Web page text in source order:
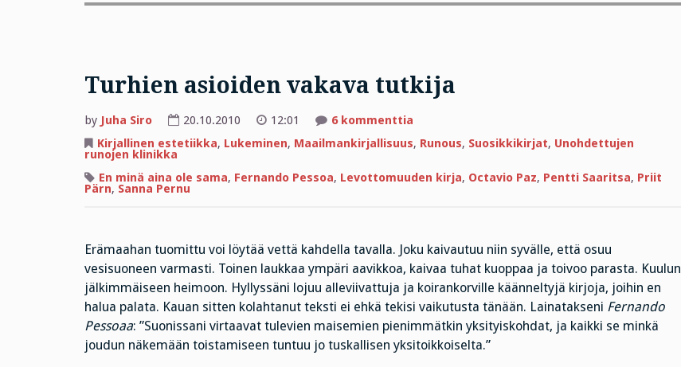
Turhien asioiden vakava tutkija
by Juha Siro 20.10.2010 12:01 6 kommenttiaartikkeliin
asioiden
vakava
Kirjallinen estetiikka, Lukeminen, Maailmankirjallisuus, Runous, Suosikkikirjat, Unohdettujen
runojen klinikka
En minä aina ole sama, Fernando Pessoa, Levottomuuden kirja, Octavio Paz, Pentti Saaritsa, Priit
Pärn, Sanna Pernu
Erämaahan tuomittu voi löytää vettä kahdella tavalla. Joku kaivautuu niin syvälle, että osuu
vesisuoneen varmasti. Toinen laukkaa ympäri aavikkoa, kaivaa tuhat kuoppaa ja toivoo parasta. Kuulun
jälkimmäiseen heimoon. Hyllyssäni lojuu alleviivattuja ja koirankorville käänneltyjä kirjoja, joihin en
halua palata. Kauan sitten kolahtanut teksti ei ehkä tekisi vaikutusta tänään. Lainatakseni Fernando
Pessoaa: ”Suonissani virtaavat tulevien maisemien pienimmätkin yksityiskohdat, ja kaikki se minkä
joudun näkemään toistamiseen tuntuu jo tuskallisen yksitoikkoiselta.”